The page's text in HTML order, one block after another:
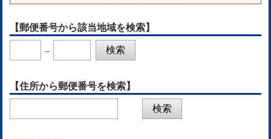
【郵便番号から該当地域を検索】
－
【住所から郵便番号を検索】